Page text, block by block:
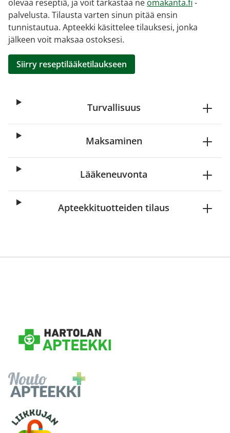
olevaa reseptiä, ja voit tarkastaa ne omakanta.fi -
palvelusta. Tilausta varten sinun pitää ensin
tunnistautua. Apteekki käsittelee tilauksesi, jonka
jälkeen voit maksaa ostoksesi.
Siirry reseptilääketilaukseen
Turvallisuus
Maksaminen
Lääkeneuvonta
Apteekkituotteiden tilaus